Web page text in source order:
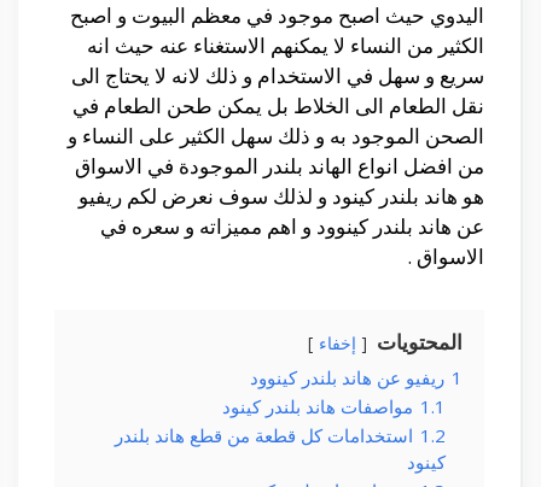
اليدوي حيث اصبح موجود في معظم البيوت و اصبح
الكثير من النساء لا يمكنهم الاستغناء عنه حيث انه
سريع و سهل في الاستخدام و ذلك لانه لا يحتاج الى
نقل الطعام الى الخلاط بل يمكن طحن الطعام في
الصحن الموجود به و ذلك سهل الكثير على النساء و
من افضل انواع الهاند بلندر الموجودة في الاسواق
هو هاند بلندر كينود و لذلك سوف نعرض لكم ريفيو
عن هاند بلندر كينوود و اهم مميزاته و سعره في
الاسواق .
المحتويات إخفاء
1 ريفيو عن هاند بلندر كينوود
1.1 مواصفات هاند بلندر كينود
1.2 استخدامات كل قطعة من قطع هاند بلندر
كينود